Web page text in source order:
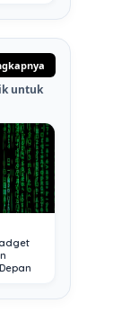
untuk